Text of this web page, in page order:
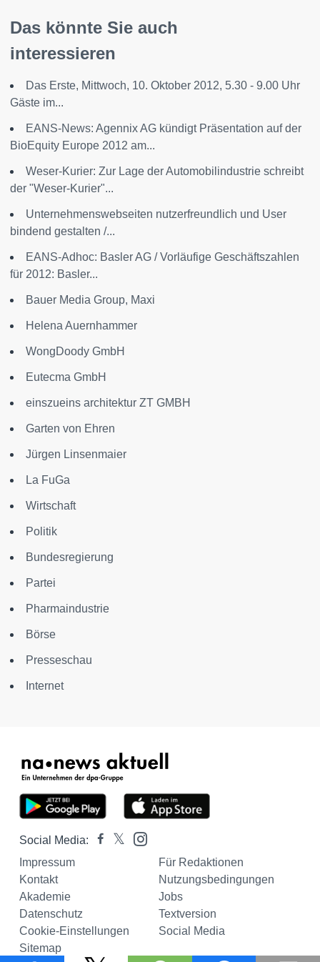
Das könnte Sie auch
interessieren
Das Erste, Mittwoch, 10. Oktober 2012, 5.30 - 9.00 Uhr
Gäste im...
EANS-News: Agennix AG kündigt Präsentation auf der
BioEquity Europe 2012 am...
Weser-Kurier: Zur Lage der Automobilindustrie schreibt
der "Weser-Kurier"...
Unternehmenswebseiten nutzerfreundlich und User
bindend gestalten /...
EANS-Adhoc: Basler AG / Vorläufige Geschäftszahlen
für 2012: Basler...
Bauer Media Group, Maxi
Helena Auernhammer
WongDoody GmbH
Eutecma GmbH
einszueins architektur ZT GMBH
Garten von Ehren
Jürgen Linsenmaier
La FuGa
Wirtschaft
Politik
Bundesregierung
Partei
Pharmaindustrie
Börse
Presseschau
Internet
Social Media:
Impressum
Für Redaktionen
Kontakt
Nutzungsbedingungen
Akademie
Jobs
Datenschutz
Textversion
Cookie-Einstellungen
Social Media
Sitemap